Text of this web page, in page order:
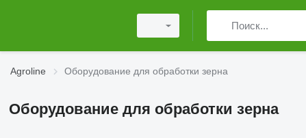
Agroline Оборудование для обработки зерна
Оборудование для обработки зерна